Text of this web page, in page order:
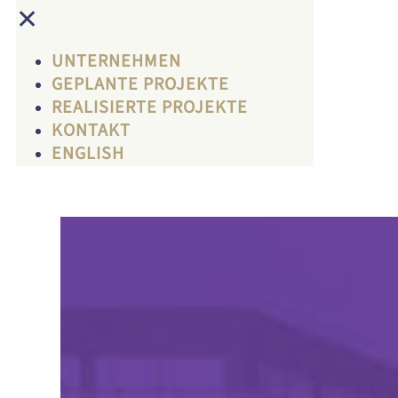
✕
UNTERNEHMEN
GEPLANTE PROJEKTE
REALISIERTE PROJEKTE
KONTAKT
ENGLISH